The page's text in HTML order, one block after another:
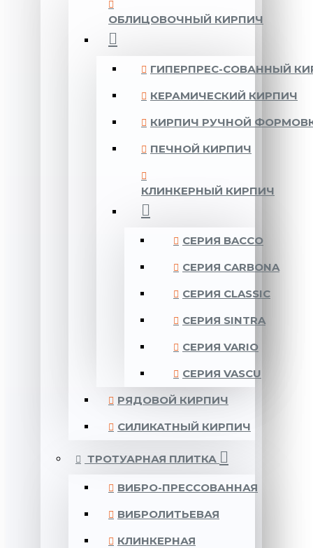
ОБЛИЦОВОЧНЫЙ КИРПИЧ
ГИПЕРПРЕС-СОВАННЫЙ
КЕРАМИЧЕСКИЙ КИРПИЧ
КИРПИЧ РУЧНОЙ
ПЕЧНОЙ КИРПИЧ
КЛИНКЕРНЫЙ КИРПИЧ
CЕРИЯ BACCO
CЕРИЯ CARBONA
CЕРИЯ CLASSIC
CЕРИЯ SINTRA
CЕРИЯ VARIO
CЕРИЯ VASCU
РЯДОВОЙ КИРПИЧ
СИЛИКАТНЫЙ КИРПИЧ
ТРОТУАРНАЯ ПЛИТКА
ВИБРО-ПРЕССОВАННАЯ
ВИБРОЛИТЬЕВАЯ
КЛИНКЕРНАЯ